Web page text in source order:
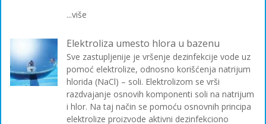
...više
Elektroliza umesto hlora u bazenu
Sve zastupljenije je vršenje dezinfekcije vode uz
pomoć elektrolize, odnosno korišćenja natrijum
hlorida (NaCl) – soli. Elektrolizom se vrši
razdvajanje osnovih komponenti soli na natrijum
i hlor. Na taj način se pomoću osnovnih principa
elektrolize proizvode aktivni dezinfekciono